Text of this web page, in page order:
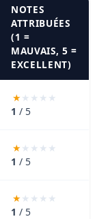
NOTES
ATTRIBUÉES
(1 =
MAUVAIS, 5 =
EXCELLENT)
1 / 5
1 / 5
1 / 5